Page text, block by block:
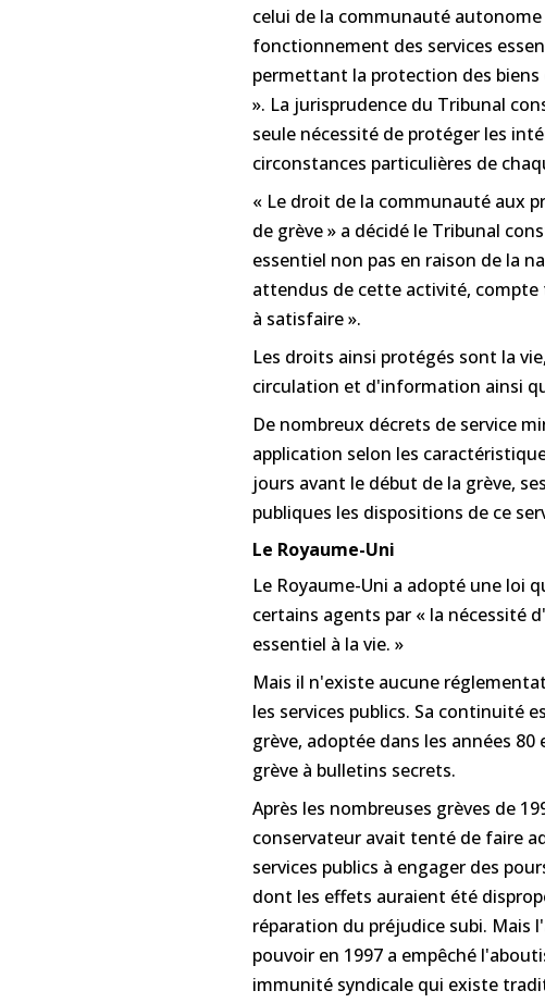
celui de la communauté
fonctionnement des services
permettant la protection des
». La jurisprudence du Tribunal
seule nécessité de protéger les
circonstances particulières de
« Le droit de la communauté aux
de grève » a décidé le Tribunal
essentiel non pas en raison de la
attendus de cette activité,
à satisfaire ».
Les droits ainsi protégés sont la
circulation et d'information ainsi
De nombreux décrets de service
application selon les
jours avant le début de la grève,
publiques les dispositions de ce
Le Royaume-Uni
Le Royaume-Uni a adopté une loi
certains agents par « la nécessité
essentiel à la vie. »
Mais il n'existe aucune
les services publics. Sa continuité
grève, adoptée dans les années
grève à bulletins secrets.
Après les nombreuses grèves de
conservateur avait tenté de faire
services publics à engager des
dont les effets auraient été
réparation du préjudice subi. Mais
pouvoir en 1997 a empêché
immunité syndicale qui existe